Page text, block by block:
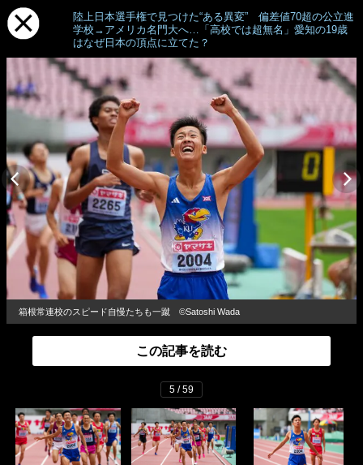
陸上日本選手権で見つけた“ある異変” 偏差値70超の公立進
学校→アメリカ名門大へ…「高校では超無名」愛知の19歳
はなぜ日本の頂点に立てた？
箱根常連校のスピード自慢たちも一蹴 ©Satoshi Wada
この記事を読む
5 / 59